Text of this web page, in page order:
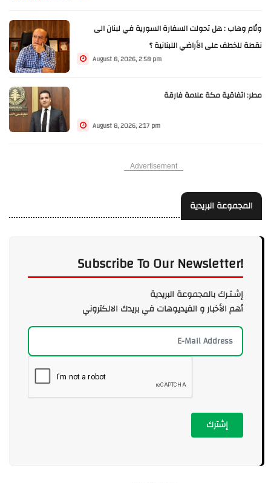
وئام وهاب : هل تحولت السفارة السورية في لبنان الى
نقطة للخطف على الأراضي اللبنانية ؟
August 8, 2026, 2:58 pm
مطر: اتفاقية مكة علامة فارقة
August 8, 2026, 2:17 pm
Advertisement
المجموعة البريدية
Subscribe To Our Newsletter!
إشـتـرك بالمجموعة البريدية
أهم الأخبار و الفيديوهات في بريدك الالكتروني
إشترك